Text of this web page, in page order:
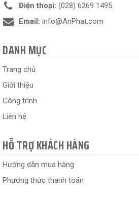
Điện thoại: (028) 6269 1495
Email: info@AnPhat.com
DANH MỤC
Trang chủ
Giới thiệu
Công trình
Liên hệ
HỖ TRỢ KHÁCH HÀNG
Hướng dẫn mua hàng
Phương thức thanh toán